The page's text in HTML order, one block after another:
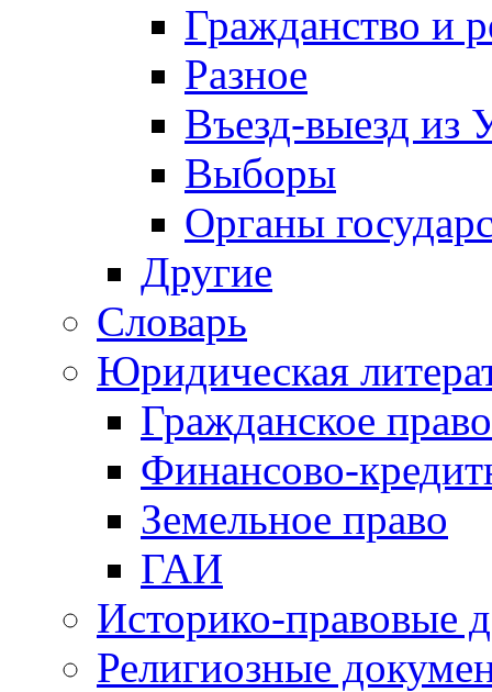
Гражданство и
Разное
Въезд-выезд из
Выборы
Органы
Другие
Словарь
Юридическая
Гражданское право
Финансово-
Земельное право
ГАИ
Историко-правовые
Религиозные